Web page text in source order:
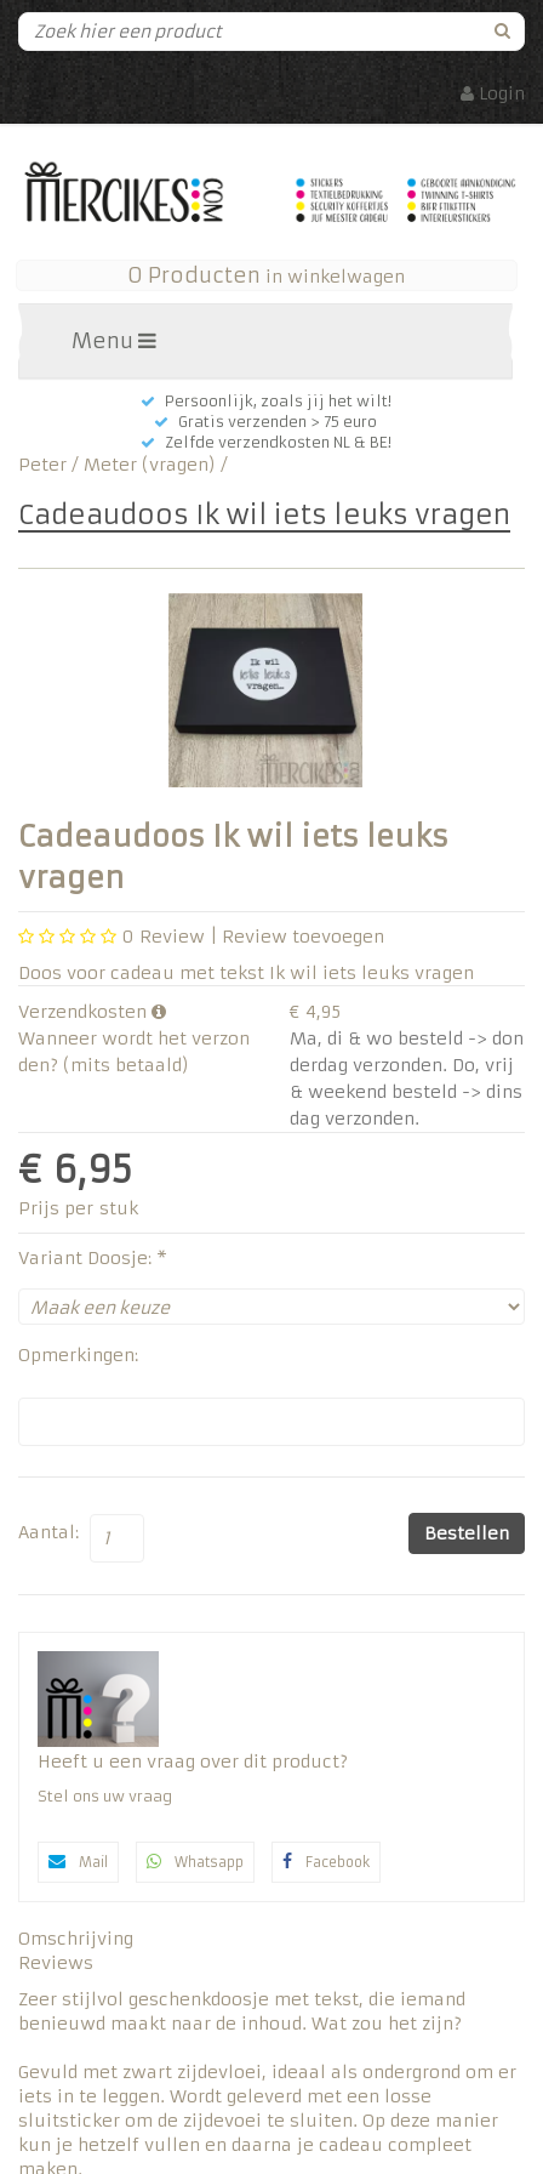
Login
0 Producten in winkelwagen
Menu
Persoonlijk, zoals jij het wilt!
Gratis verzenden > 75 euro
Zelfde verzendkosten NL & BE!
Peter / Meter (vragen) /
Cadeaudoos Ik wil iets leuks vragen
Cadeaudoos Ik wil iets leuks
vragen
0 Review |
Review toevoegen
Doos voor cadeau met tekst Ik wil iets leuks vragen
Verzendkosten
€ 4,95
Wanneer wordt het verzon
den? (mits betaald)
Ma, di & wo besteld -> don
derdag verzonden. Do, vrij
& weekend besteld -> dins
dag verzonden.
€ 6,95
Prijs per stuk
Variant Doosje: *
Opmerkingen:
Aantal: Bestellen
Heeft u een vraag over dit product?
Stel ons uw vraag
Mail Whatsapp Facebook
Omschrijving
Reviews
Zeer stijlvol geschenkdoosje met tekst, die iemand
benieuwd maakt naar de inhoud. Wat zou het zijn?
Gevuld met zwart zijdevloei, ideaal als ondergrond om er
iets in te leggen. Wordt geleverd met een losse
sluitsticker om de zijdevoei te sluiten. Op deze manier
kun je hetzelf vullen en daarna je cadeau compleet
maken.